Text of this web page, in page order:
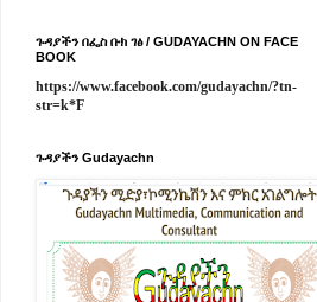
ጉዳያችን በፌስ ቡክ ገፅ / GUDAYACHN ON FACE
BOOK
https://www.facebook.com/gudayachn/?tn-
str=k*F
ጉዳያችን Gudayachn